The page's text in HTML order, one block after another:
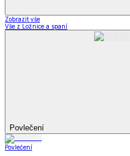
Zobrazit vše
Vše z Ložnice a spaní
Povlečení
Povlečení